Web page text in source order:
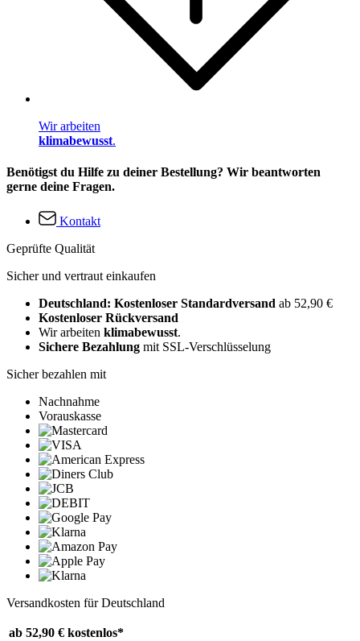
Wir arbeiten
klimabewusst.
Benötigst du Hilfe zu deiner Bestellung? Wir beantworten
gerne deine Fragen.
Kontakt
Geprüfte Qualität
Sicher und vertraut einkaufen
Deutschland: Kostenloser Standardversand ab 52,90 €
Kostenloser Rückversand
Wir arbeiten klimabewusst.
Sichere Bezahlung mit SSL-Verschlüsselung
Sicher bezahlen mit
Nachnahme
Vorauskasse
Versandkosten für Deutschland
ab 52,90 € kostenlos*